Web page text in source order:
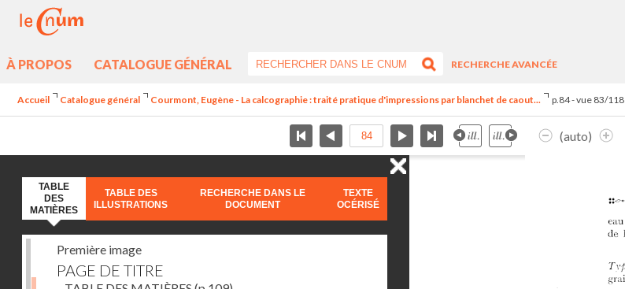
À PROPOS CATALOGUE GÉNÉRAL
RECHERCHE AVANCÉE
Accueil Catalogue général Courmont, Eugène - La calcographie : traité pratique d'impressions par blanchet de caout... p.84 - vue 83/118
(auto)
TABLE
DES
MATIÈRES
TABLE DES
ILLUSTRATIONS
RECHERCHE DANS LE
DOCUMENT
TEXTE
OCÉRISÉ
Première image
PAGE DE TITRE